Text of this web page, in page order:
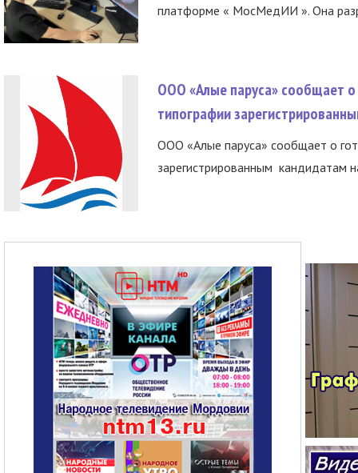
платформе « МосМедИИ ». Она
ООО «Алые паруса» сообщает о
типографии
ООО «Алые паруса» сообщает о
зарегистрированным кандидатам